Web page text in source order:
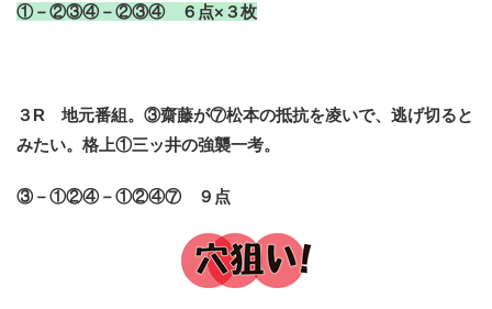
①－②③④－②③④ ６点×３枚
３R 地元番組。③齋藤が⑦松本の抵抗を凌いで、逃げ切ると
みたい。格上①三ッ井の強襲一考。
③－①②④－①②④⑦ ９点